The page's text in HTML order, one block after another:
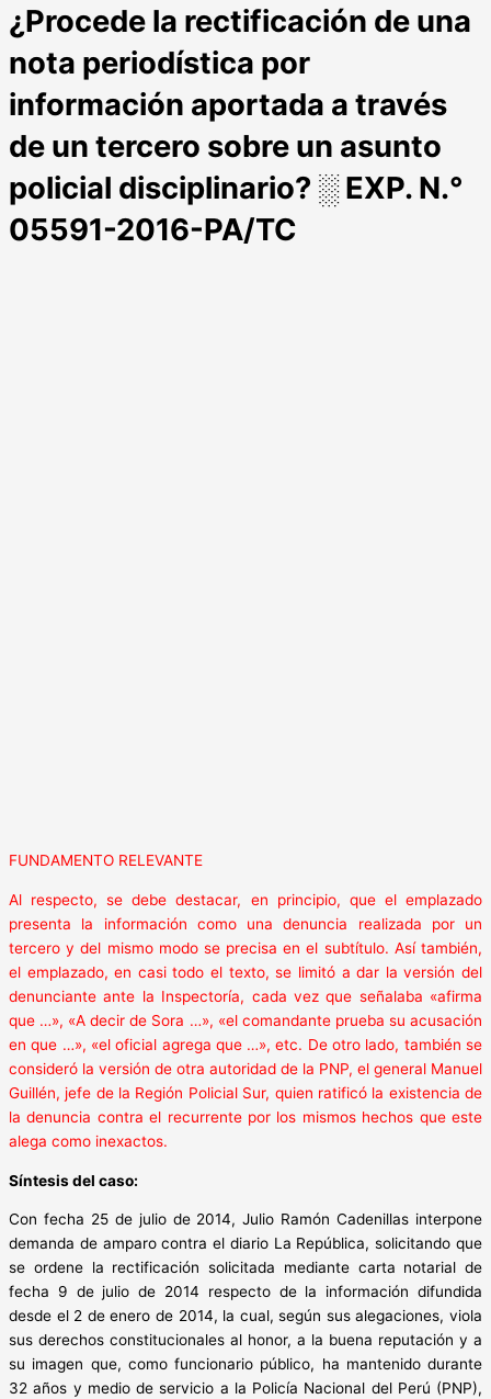
¿Procede la rectificación de una
nota periodística por
información aportada a través
de un tercero sobre un asunto
policial disciplinario? ░ EXP. N.°
05591-2016-PA/TC
FUNDAMENTO RELEVANTE
Al respecto, se debe destacar, en principio, que el emplazado
presenta la información como una denuncia realizada por un
tercero y del mismo modo se precisa en el subtítulo. Así también,
el emplazado, en casi todo el texto, se limitó a dar la versión del
denunciante ante la Inspectoría, cada vez que señalaba «afirma
que …», «A decir de Sora …», «el comandante prueba su acusación
en que …», «el oficial agrega que …», etc. De otro lado, también se
consideró la versión de otra autoridad de la PNP, el general Manuel
Guillén, jefe de la Región Policial Sur, quien ratificó la existencia de
la denuncia contra el recurrente por los mismos hechos que este
alega como inexactos.
Síntesis del caso:
Con fecha 25 de julio de 2014, Julio Ramón Cadenillas interpone
demanda de amparo contra el diario La República, solicitando que
se ordene la rectificación solicitada mediante carta notarial de
fecha 9 de julio de 2014 respecto de la información difundida
desde el 2 de enero de 2014, la cual, según sus alegaciones, viola
sus derechos constitucionales al honor, a la buena reputación y a
su imagen que, como funcionario público, ha mantenido durante
32 años y medio de servicio a la Policía Nacional del Perú (PNP),